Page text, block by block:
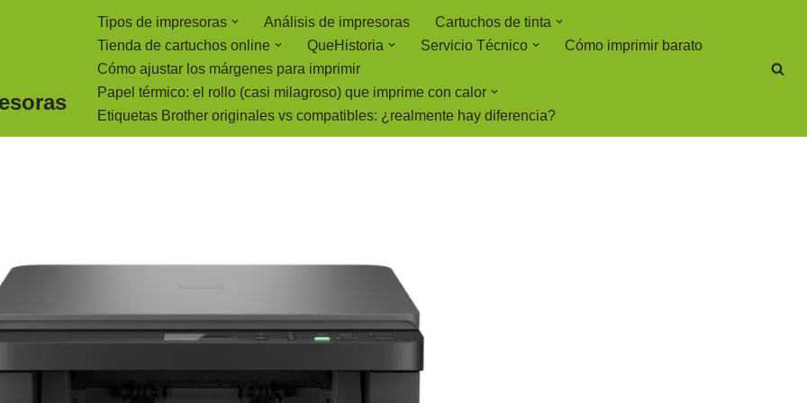
Tipos de impresoras Análisis de impresoras
Cartuchos de tinta
Tienda de cartuchos online
QueHistoria Servicio Técnico
Cómo imprimir barato
Cómo ajustar los márgenes para imprimir
Papel térmico: el rollo (casi milagroso) que imprime con calor
Etiquetas Brother originales vs compatibles: ¿realmente hay diferencia?